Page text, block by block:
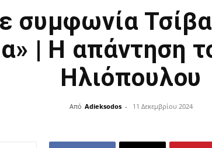
συμφωνία
| Η απάντηση
Ηλιόπουλου
Από Adieksodos - 11 Δεκεμβρίου 2024